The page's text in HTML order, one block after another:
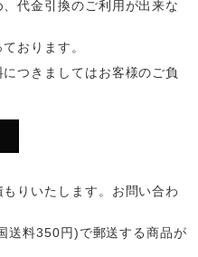
代金引換のご利用が出来な
おります。
つきましてはお客様のご負
りいたします。お問い合わ
送料350円)で郵送する商品が